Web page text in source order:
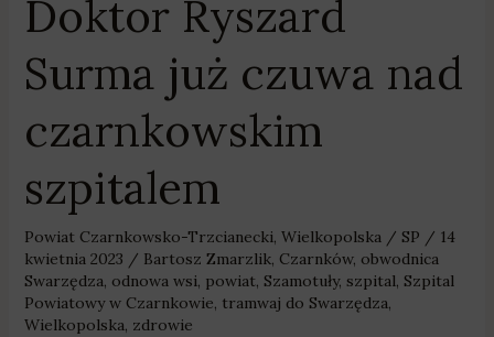
Doktor Ryszard
Surma już czuwa nad
czarnkowskim
szpitalem
Powiat Czarnkowsko-Trzcianecki, Wielkopolska/ SP / 14
kwietnia 2023 / Bartosz Zmarzlik, Czarnków, obwodnica
Swarzędza, odnowa wsi, powiat, Szamotuły, szpital, Szpital
Powiatowy w Czarnkowie, tramwaj do Swarzędza,
Wielkopolska, zdrowie